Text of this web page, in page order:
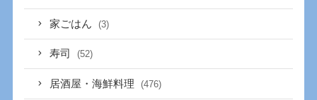
家ごはん (3)
寿司 (52)
居酒屋・海鮮料理 (476)